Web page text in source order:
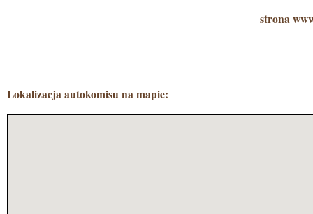
strona
Lokalizacja autokomisu na mapie: